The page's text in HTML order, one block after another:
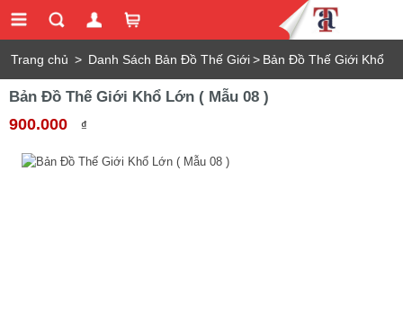
Trang chủ > Danh Sách Bản Đồ Thế Giới> Bản Đồ Thế Giới Khổ
Lớn ( Mẫu 08 )
Bản Đồ Thế Giới Khổ Lớn ( Mẫu 08 )
900.000 ₫